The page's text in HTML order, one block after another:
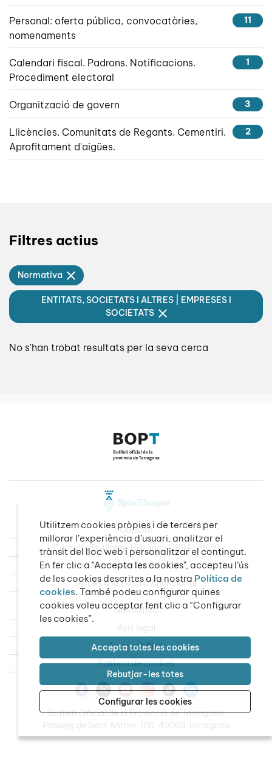
Personal: oferta pública, convocatòries,
nomenaments
11
Calendari fiscal. Padrons. Notificacions.
Procediment electoral
1
Organització de govern 3
Llicències. Comunitats de Regants. Cementiri.
Aprofitament d'aigües.
2
Filtres actius
Normativa
ENTITATS, SOCIETATS I ALTRES | EMPRESES I
SOCIETATS
No s'han trobat resultats per la seva cerca
Qui som
Consulta Butlletins Històrics (1834-1999)
Dades obertes del BOPT
Accés a la Zona d’Anunciants
Normativa
Avís legal
Accessibilitat
Política de cookies
Butlletí Oficial de la Província de Tarragona
Passeig de Sant Antoni, 100, 43003 Tarragona
Utilitzem cookies pròpies i de tercers per
millorar l’experiència d’usuari, analitzar el
trànsit del lloc web i personalitzar el contingut.
En fer clic a "Accepta les cookies", accepteu l’ús
de les cookies descrites a la nostra Política de
cookies. També podeu configurar quines
cookies voleu acceptar fent clic a “Configurar
les cookies”.
Accepta totes les cookies
Rebutjar-les totes
Configurar les cookies